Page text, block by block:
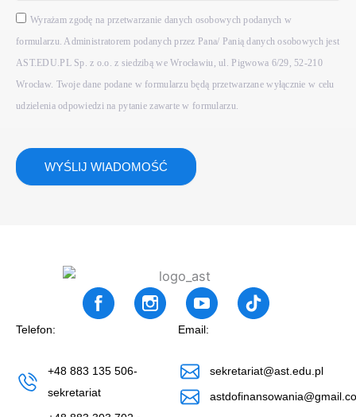
Wyrażam zgodę na przetwarzanie danych osobowych podanych w
formularzu. Administratorem podanych przez Pana/ Panią danych osobowych jest
AST.EDU.PL Sp. z o.o. z siedzibą we Wrocławiu, ul. Pigwowa 6/29, 52-210
Wrocław. Twoje dane podane w formularzu będą przetwarzane wyłącznie w celu
udzielenia odpowiedzi na pytanie zawarte w formularzu.
WYŚLIJ WIADOMOŚĆ
Telefon:
+48 883 135 506-
sekretariat
Email:
sekretariat@ast.edu.pl